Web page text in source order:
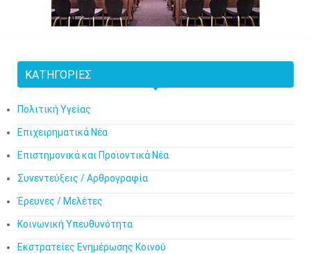
ΚΑΤΗΓΟΡΊΕΣ
Πολιτική Υγείας
Επιχειρηματικά Νέα
Επιστημονικά και Προϊοντικά Νέα
Συνεντεύξεις / Αρθρογραφία
Έρευνες / Μελέτες
Κοινωνική Υπευθυνότητα
Εκστρατείες Ενημέρωσης Κοινού